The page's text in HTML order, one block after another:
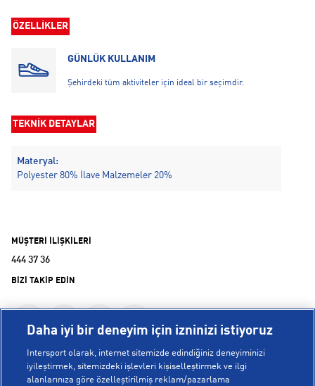
ÖZELLİKLER
GÜNLÜK KULLANIM
Şehirdeki tüm aktiviteler için ideal bir seçimdir.
TEKNİK DETAYLAR
Materyal:
Polyester 80% İlave Malzemeler 20%
MÜŞTERİ İLİŞKİLERİ
444 37 36
BİZİ TAKİP EDİN
Daha iyi bir deneyim için izninizi istiyoruz
Intersport olarak, internet sitemizde edindiğiniz deneyiminizi
iyileştirmek, sitemizdeki işlevleri kişiselleştirmek ve ilgi
alanlarınıza göre özelleştirilmiş reklam/pazarlama